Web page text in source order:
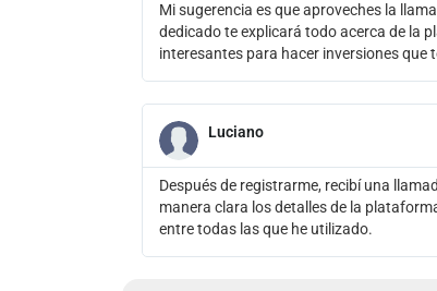
Mi sugerencia es que aproveches la
dedicado te explicará todo acerca de la
interesantes para hacer inversiones
Luciano
Después de registrarme, recibí una
manera clara los detalles de la
entre todas las que he utilizado.